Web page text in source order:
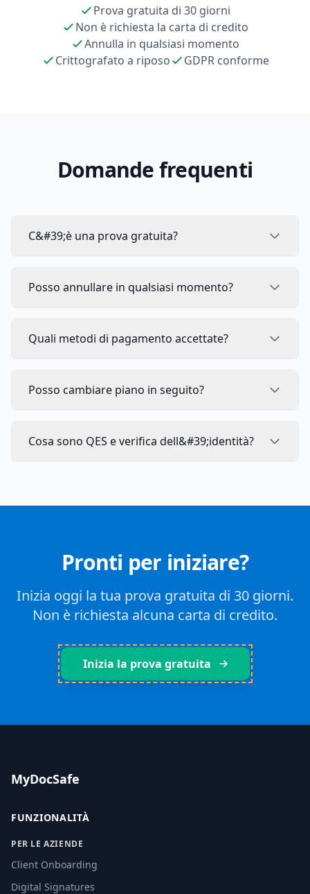
Prova gratuita di 30 giorni
Non è richiesta la carta di credito
Annulla in qualsiasi momento
Crittografato a riposo
GDPR conforme
Domande frequenti
C&#39;è una prova gratuita?
Posso annullare in qualsiasi momento?
Quali metodi di pagamento accettate?
Posso cambiare piano in seguito?
Cosa sono QES e verifica dell&#39;identità?
Pronti per iniziare?
Inizia oggi la tua prova gratuita di 30 giorni.
Non è richiesta alcuna carta di credito.
Inizia la prova gratuita
MyDocSafe
FUNZIONALITÀ
PER LE AZIENDE
Client Onboarding
Digital Signatures